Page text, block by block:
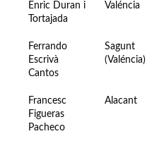
Enric Duran i
Tortajada
Valéncia
Ferrando
Escrivà
Cantos
Sagunt
(Valéncia)
Francesc
Figueras
Pacheco
Alacant